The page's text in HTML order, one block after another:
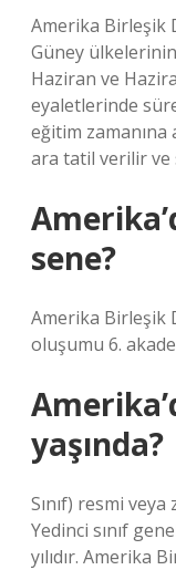
Amerika Birleşik
Güney
Haziran ve
eyaletlerinde
eğitim zamanına
ara tatil verilir ve
sene?
Amerika Birleşik
oluşumu 6.
yaşında?
Sınıf) resmi
Yedinci sınıf
yılıdır. Amerika